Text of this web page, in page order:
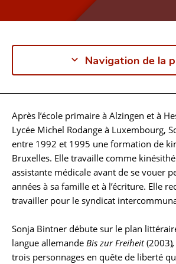
Navigation de la
Biographie
Après l’école primaire à Alzingen et à
Lycée Michel Rodange à Luxembourg,
entre 1992 et 1995 une formation de
Bruxelles. Elle travaille comme
assistante médicale avant de se vouer
années à sa famille et à l’écriture. Elle
travailler pour le syndicat
Sonja Bintner débute sur le plan
langue allemande Bis zur Freiheit(2003),
trois personnages en quête de liberté